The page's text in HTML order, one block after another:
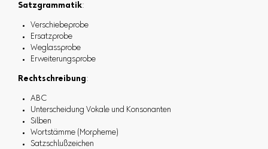
Satzgrammatik:
Verschiebeprobe
Ersatzprobe
Weglassprobe
Erweiterungsprobe
Rechtschreibung:
ABC
Unterscheidung Vokale und Konsonanten
Silben
Wortstämme (Morpheme)
Satzschlußzeichen